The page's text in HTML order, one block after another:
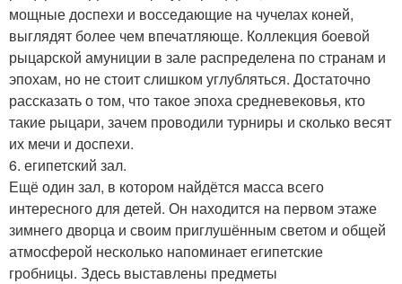
мощные доспехи и восседающие на чучелах коней,
выглядят более чем впечатляюще. Коллекция боевой
рыцарской амуниции в зале распределена по странам и
эпохам, но не стоит слишком углубляться. Достаточно
рассказать о том, что такое эпоха средневековья, кто
такие рыцари, зачем проводили турниры и сколько весят
их мечи и доспехи.
6. египетский зал.
Ещё один зал, в котором найдётся масса всего
интересного для детей. Он находится на первом этаже
зимнего дворца и своим приглушённым светом и общей
атмосферой несколько напоминает египетские
гробницы. Здесь выставлены предметы